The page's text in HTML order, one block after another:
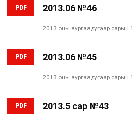
PDF 2013.06 №46
2013 оны зургаадугаар сарын 1
PDF 2013.06 №45
2013 оны зургаадугаар сарын 1
PDF 2013.5 сар №43